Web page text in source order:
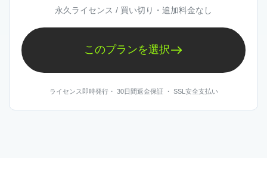
あとから対応サービスごとに選び
直したくない
今はYouTube だけでも、今後使う範囲が広がる可能
性があるなら、先にAll-in-Oneを見ておくと判断しや
すくなります。必要になってから探し直すより、最
永久ライセンス / 買い切り・追加料金なし
このプランを選択
ライセンス即時発行・ 30日間返金保証 ・ SSL安全支払い